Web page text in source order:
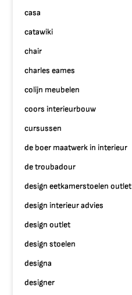
casa
catawiki
chair
charles eames
colijn meubelen
coors interieurbouw
cursussen
de boer maatwerk in interieur
de troubadour
design eetkamerstoelen outlet
design interieur advies
design outlet
design stoelen
designa
designer